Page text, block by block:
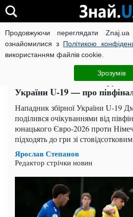
Продовжуючи переглядати
ознайомилися з Політикою
використанням файлів cookie.
Зрозумів
ВІЙНА РОСІЇ ПРОТИ УКРАЇНИ
"Німеччина — не
України U-19 — про
Нападник збірної України U-19
поділився очікуваннями від
юнацького Євро-2026 проти
підходять до гри зі
Ярослав Степанов
Редактор стрічки новин